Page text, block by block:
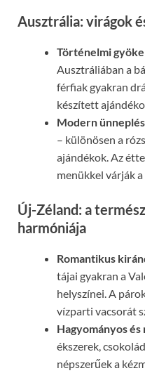
Ausztrália: virágok
Történelmi
Ausztráliában a
férfiak gyakran
készített
Modern ünneplés
– különösen a
ajándékok. Az
menükkel várják
Új-Zéland: a
harmóniája
Romantikus
tájai gyakran a
helyszínei. A
vízparti vacsorát
Hagyományos
ékszerek,
népszerűek a